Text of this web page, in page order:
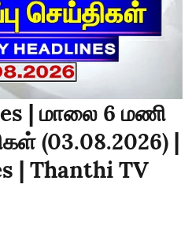
| மாலை 6 மணி
(03.08.2026) |
| Thanthi TV